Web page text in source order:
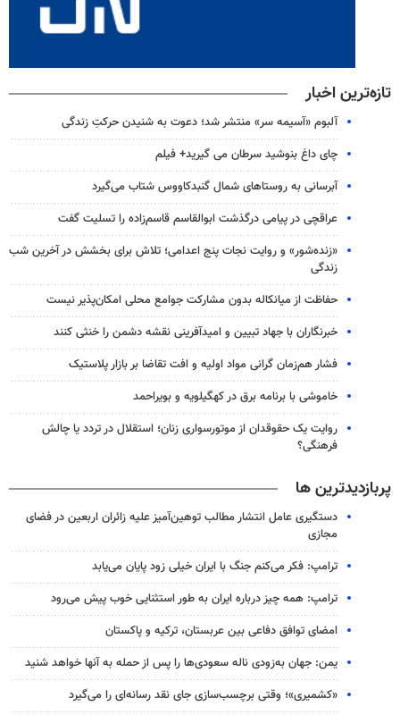
تازه‌ترین اخبار
آلبوم «آسیمه سر» منتشر شد؛ دعوت به شنیدن حرکتِ زندگی
چای داغ بنوشید سرطان می گیرید+ فیلم
آبرسانی به روستاهای شمال گنبدکاووس شتاب می‌گیرد
عراقچی در پیامی درگذشت ابوالقاسم قاسم‌زاده را تسلیت گفت
«زنده‌شور» و روایت نجات پنج اعدامی؛ تلاش برای بخشش در آخرین شب
زندگی
حفاظت از میانکاله بدون مشارکت جوامع محلی امکان‌پذیر نیست
خبرنگاران با جهاد تبیین و امیدآفرینی نقشه دشمن را خنثی کنند
فشار هم‌زمان گرانی مواد اولیه و افت تقاضا بر بازار پلاستیک
خاموشی با برنامه برق در کهگیلویه و بویراحمد
روایت یک حقوقدان از موتورسواری زنان؛ استقلال در تردد یا چالش
فرهنگی؟
پربازدیدترین ها
دستگیری عامل انتشار مطالب توهین‌آمیز علیه زائران اربعین در فضای
مجازی
ترامپ: فکر می‌کنم جنگ با ایران خیلی زود پایان می‌یابد
ترامپ: همه چیز درباره ایران به طور استثنایی خوب پیش می‌رود
امضای توافق دفاعی بین عربستان، ترکیه و پاکستان
یمن: جهان به‌زودی ناله سعودی‌ها را پس از حمله به آنها خواهد شنید
«کشمیری»؛ وقتی برچسب‌سازی جای نقد رسانه‌ای را می‌گیرد